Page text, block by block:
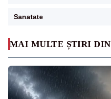
MAI MULTE ȘTIRI DIN
Sanatate